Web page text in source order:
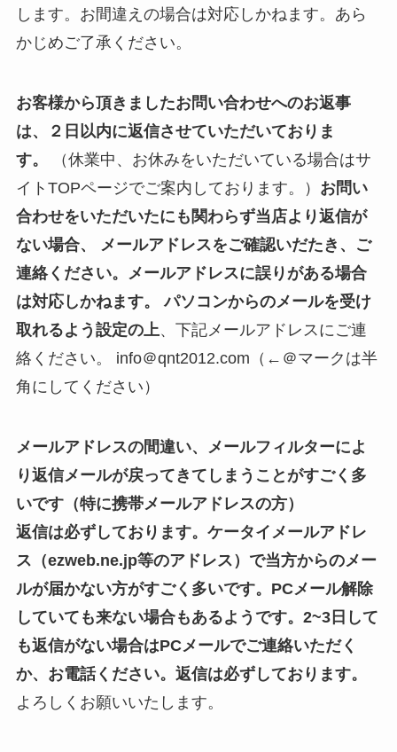
します。お間違えの場合は対応しかねます。あら
かじめご了承ください。
お客様から頂きましたお問い合わせへのお返事
は、２日以内に返信させていただいておりま
す。
（休業中、お休みをいただいている場合はサ
イトTOPページでご案内しております。） お問い
合わせをいただいたにも関わらず当店より返信が
ない場合、 メールアドレスをご確認いだたき、ご
連絡ください。メールアドレスに誤りがある場合
は対応しかねます。 パソコンからのメールを受け
取れるよう設定の上、下記メールアドレスにご連
絡ください。 info＠qnt2012.com（←＠マークは半
角にしてください）
メールアドレスの間違い、メールフィルターによ
り返信メールが戻ってきてしまうことがすごく多
いです（特に携帯メールアドレスの方）
返信は必ずしております。ケータイメールアドレ
ス（ezweb.ne.jp等のアドレス）で当方からのメー
ルが届かない方がすごく多いです。PCメール解除
していても来ない場合もあるようです。2~3日して
も返信がない場合はPCメールでご連絡いただく
か、お電話ください。返信は必ずしております。
よろしくお願いいたします。